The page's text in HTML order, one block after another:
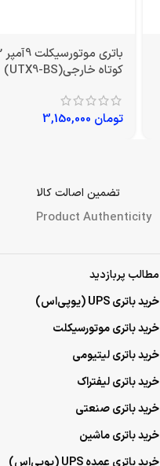
کوتاه خارجی(UTX9-BS)
تومان
تضمین اصالت کالا
Product Authenticity
مطالب پربازدید
خرید باتری UPS (یو‌پی‌اس)
خرید باتری موتورسیکلت
خرید باتری لیتیومی
خرید باتری لیفتراک
خرید باتری صنعتی
خرید باتری ماشین
خرید باتری عمده UPS (یو‌پی‌اس)